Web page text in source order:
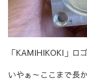
「KAMIHIKOKI」ロ
いやぁ～ここまで長